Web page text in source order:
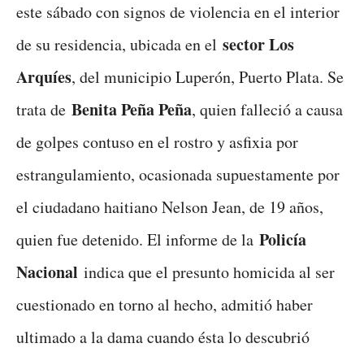
este sábado con signos de violencia en el interior
de su residencia, ubicada en el sector Los
Arquíes, del municipio Luperón, Puerto Plata. Se
trata de Benita Peña Peña, quien falleció a causa
de golpes contuso en el rostro y asfixia por
estrangulamiento, ocasionada supuestamente por
el ciudadano haitiano Nelson Jean, de 19 años,
quien fue detenido. El informe de la Policía
Nacional indica que el presunto homicida al ser
cuestionado en torno al hecho, admitió haber
ultimado a la dama cuando ésta lo descubrió